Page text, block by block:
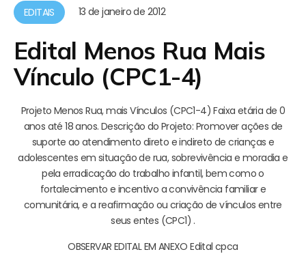
EDITAIS 13 de janeiro de 2012
Edital Menos Rua Mais
Vínculo (CPC1-4)
Projeto Menos Rua, mais Vínculos (CPC1-4) Faixa etária de 0
anos até 18 anos. Descrição do Projeto: Promover ações de
suporte ao atendimento direto e indireto de crianças e
adolescentes em situação de rua, sobrevivência e moradia e
pela erradicação do trabalho infantil, bem como o
fortalecimento e incentivo a convivência familiar e
comunitária, e a reafirmação ou criação de vínculos entre
seus entes (CPC1) .
OBSERVAR EDITAL EM ANEXO Edital cpca